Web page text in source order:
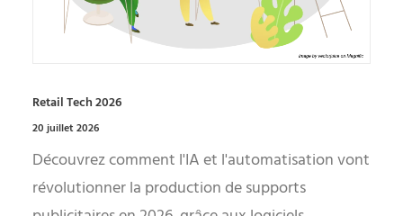
Retail Tech 2026
20 juillet 2026
Découvrez comment l'IA et l'automatisation vont
révolutionner la production de supports